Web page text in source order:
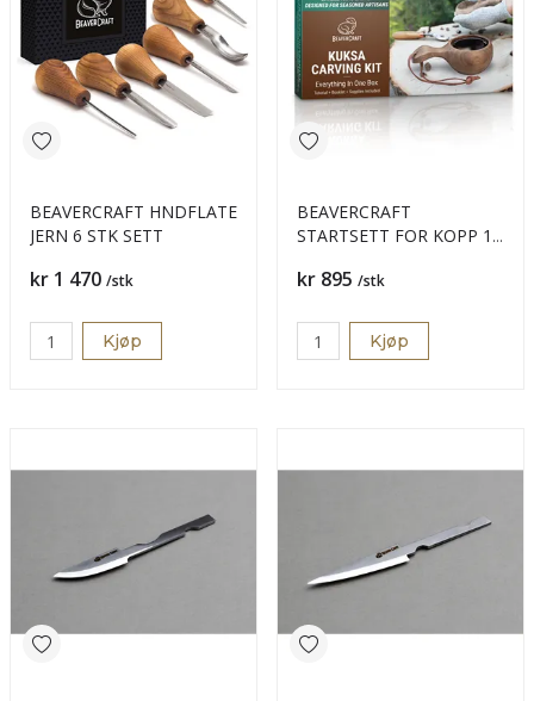
BEAVERCRAFT HNDFLATE
JERN 6 STK SETT
Pris
kr 1 470 /stk
Kjøp
BEAVERCRAFT
STARTSETT FOR KOPP 13
Pris
kr 895 /stk
Kjøp